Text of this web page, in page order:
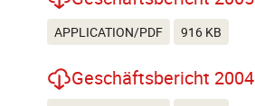
APPLICATION/PDF 916 KB
Geschäftsbericht 2004